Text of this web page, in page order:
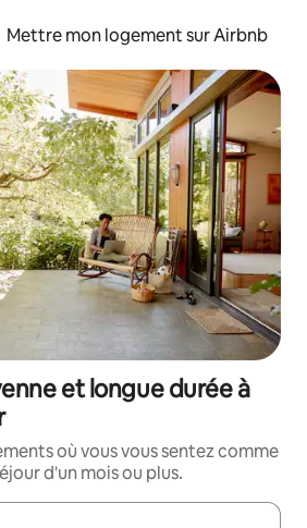
Mettre mon logement sur Airbnb
et longue durée à
où vous vous sentez comme
d'un mois ou plus.